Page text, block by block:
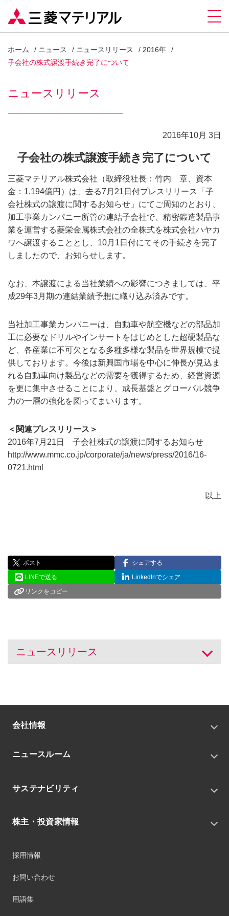
ホーム ニュース ニュースリリース
2016年
子会社の株式譲渡手続き完了について
ニュースリリース
2016年10月 3日
子会社の株式譲渡手続き完了について
三菱マテリアル株式会社（取締役社長：竹内 章、資本
金：1,194億円）は、去る7月21日付プレスリリース「子
会社株式の譲渡に関するお知らせ」にてご周知のとおり、
加工事業カンパニー所管の連結子会社で、精密鍛造製品事
業を運営する菱栄金属株式会社の全株式を株式会社ハヤカ
ワへ譲渡することとし、10月1日付にてその手続きを完了
しましたので、お知らせします。
なお、本譲渡による当社業績への影響につきましては、平
成29年3月期の連結業績予想に織り込み済みです。
当社加工事業カンパニーは、自動車や航空機などの部品加
工に必要なドリルやインサートをはじめとした超硬製品な
ど、各産業に不可欠となる多種多様な製品を世界規模で提
供しております。今後は新興国市場を中心に伸長が見込ま
れる自動車向け製品などの需要を獲得するため、経営資源
を更に集中させることにより、成長基盤とグローバル競争
力の一層の強化を図ってまいります。
＜関連プレスリリース＞
2016年7月21日 子会社株式の譲渡に関するお知らせ
http://www.mmc.co.jp/corporate/ja/news/press/2016/16-
0721.html
以上
ポスト
シェアする
LINEで送る
LinkedInでシェア
リンクをコピー
ニュースリリース 開く
会社情報
会社概要
中期経営戦略
役員
事業
ニュースルーム
トピックス
IRニュース
サステナビリティ
環境
ガバナンス
マテリアリティ
株主・投資家情報
財務ハイライト
IRカレンダー
採用情報
お問い合わせ
用語集